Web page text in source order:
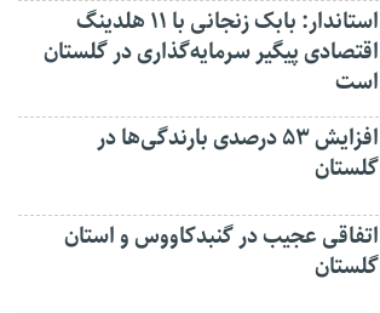
استاندار: بابک زنجانی با ۱۱ هلدینگ
اقتصادی پیگیر سرمایه‌گذاری در گلستان
است
افزایش ۵۳ درصدی بارندگی‌ها در
گلستان
اتفاقی عجیب در‌ گنبدکاووس و استان
گلستان